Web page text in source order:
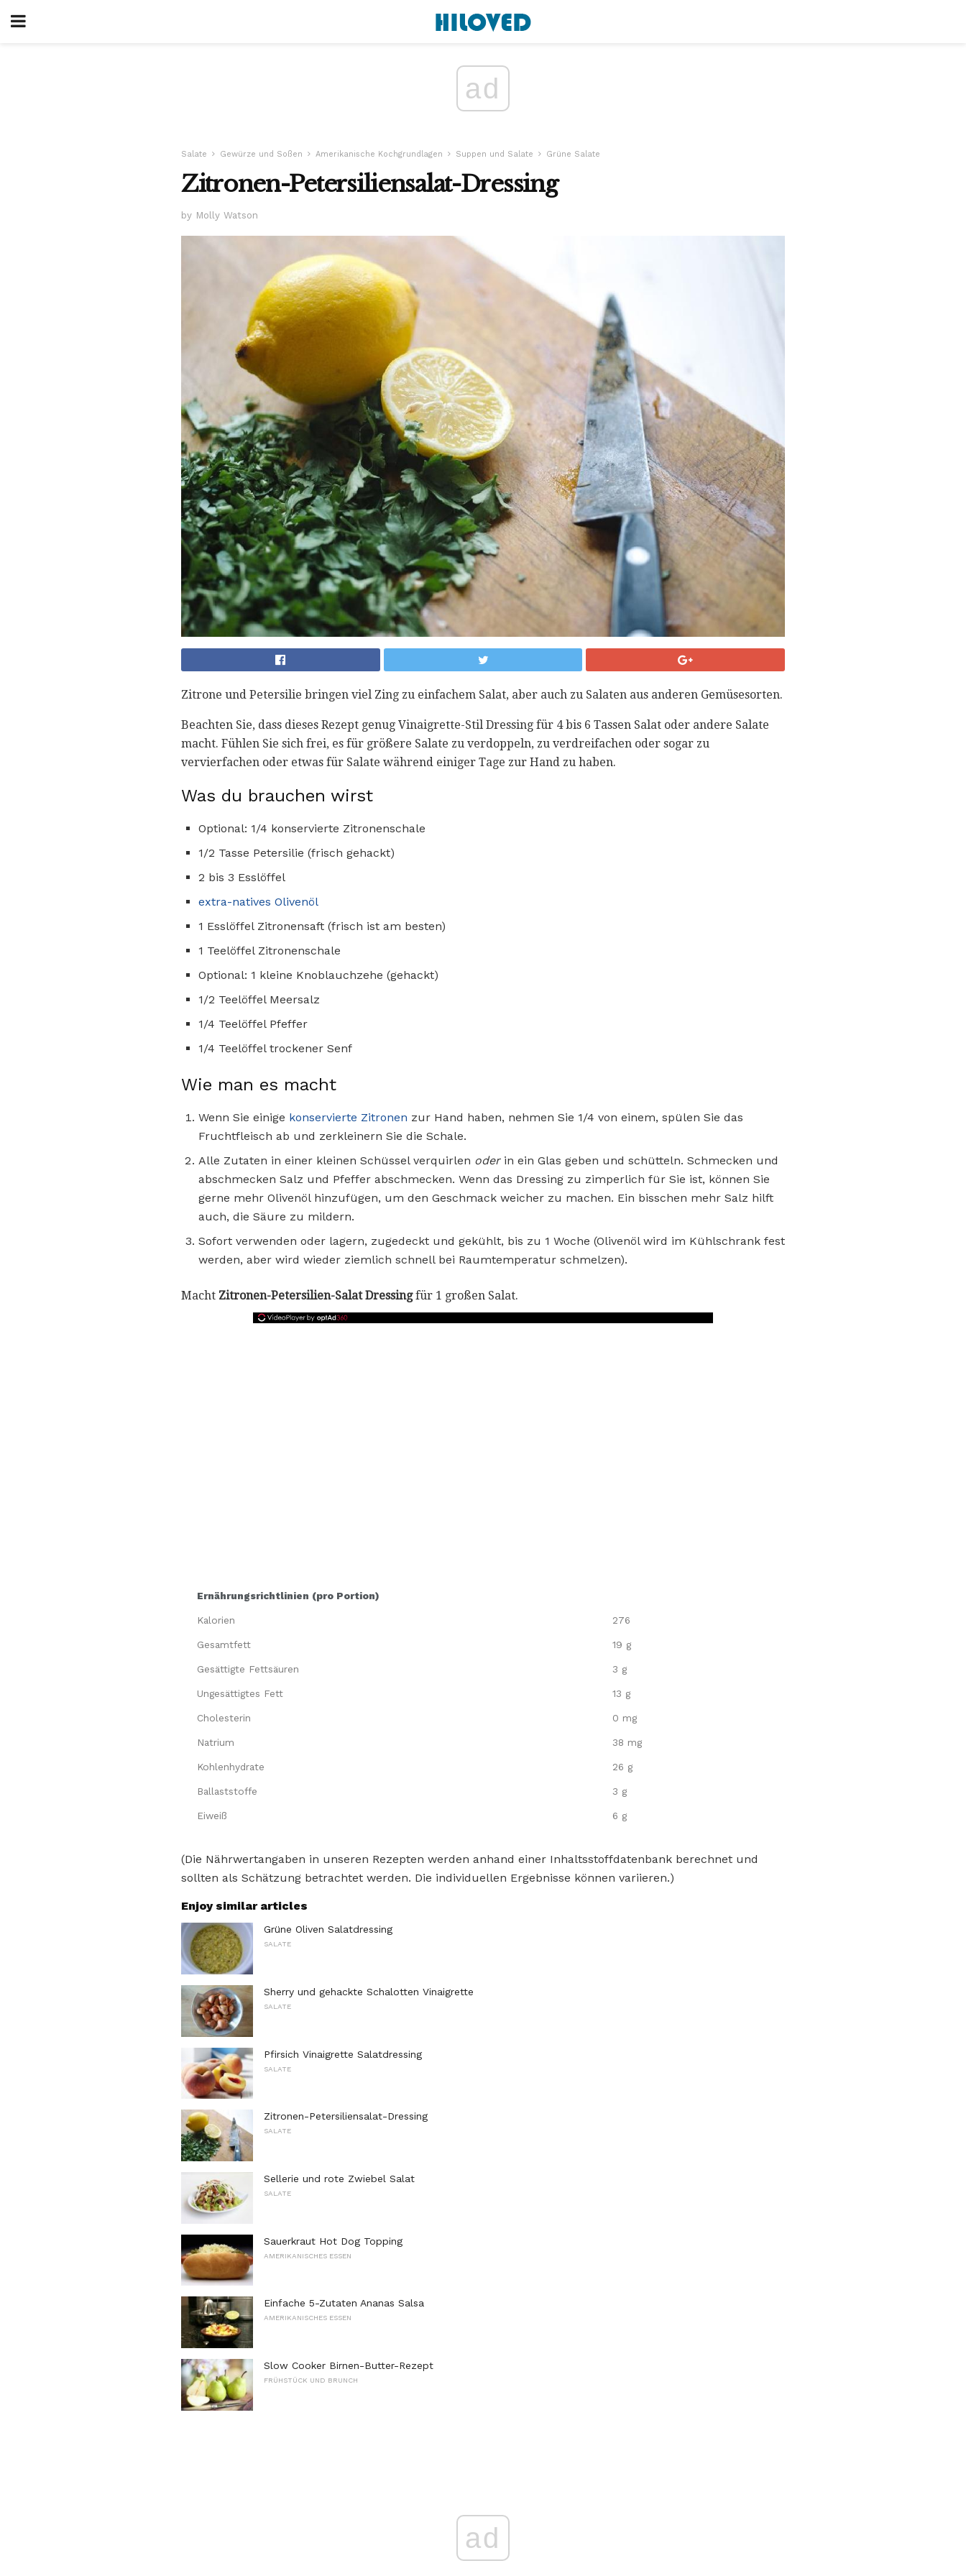
ad
Salate Gewürze und Soßen Amerikanische Kochgrundlagen Suppen und Salate Grüne Salate
Zitronen-Petersiliensalat-Dressing
by Molly Watson
Zitrone und Petersilie bringen viel Zing zu einfachem Salat, aber auch zu Salaten aus anderen Gemüsesorten.
Beachten Sie, dass dieses Rezept genug Vinaigrette-Stil Dressing für 4 bis 6 Tassen Salat oder andere Salate
macht. Fühlen Sie sich frei, es für größere Salate zu verdoppeln, zu verdreifachen oder sogar zu
vervierfachen oder etwas für Salate während einiger Tage zur Hand zu haben.
Was du brauchen wirst
Optional: 1/4 konservierte Zitronenschale
1/2 Tasse Petersilie (frisch gehackt)
2 bis 3 Esslöffel
extra-natives Olivenöl
1 Esslöffel Zitronensaft (frisch ist am besten)
1 Teelöffel Zitronenschale
Optional: 1 kleine Knoblauchzehe (gehackt)
1/2 Teelöffel Meersalz
1/4 Teelöffel Pfeffer
1/4 Teelöffel trockener Senf
Wie man es macht
Wenn Sie einige konservierte Zitronen zur Hand haben, nehmen Sie 1/4 von einem, spülen Sie das
Fruchtfleisch ab und zerkleinern Sie die Schale.
Alle Zutaten in einer kleinen Schüssel verquirlen oderin ein Glas geben und schütteln. Schmecken und
abschmecken Salz und Pfeffer abschmecken. Wenn das Dressing zu zimperlich für Sie ist, können Sie
gerne mehr Olivenöl hinzufügen, um den Geschmack weicher zu machen. Ein bisschen mehr Salz hilft
auch, die Säure zu mildern.
Sofort verwenden oder lagern, zugedeckt und gekühlt, bis zu 1 Woche (Olivenöl wird im Kühlschrank fest
werden, aber wird wieder ziemlich schnell bei Raumtemperatur schmelzen).
Macht Zitronen-Petersilien-Salat Dressingfür 1 großen Salat.
Ernährungsrichtlinien (pro Portion)
Kalorien 276
Gesamtfett 19 g
Gesättigte Fettsäuren 3 g
Ungesättigtes Fett 13 g
Cholesterin 0 mg
Natrium 38 mg
Kohlenhydrate 26 g
Ballaststoffe 3 g
Eiweiß 6 g
(Die Nährwertangaben in unseren Rezepten werden anhand einer Inhaltsstoffdatenbank berechnet und
sollten als Schätzung betrachtet werden. Die individuellen Ergebnisse können variieren.)
Enjoy similar articles
Grüne Oliven Salatdressing
SALATE
Sherry und gehackte Schalotten Vinaigrette
SALATE
Pfirsich Vinaigrette Salatdressing
SALATE
Zitronen-Petersiliensalat-Dressing
SALATE
Sellerie und rote Zwiebel Salat
SALATE
Sauerkraut Hot Dog Topping
AMERIKANISCHES ESSEN
Einfache 5-Zutaten Ananas Salsa
AMERIKANISCHES ESSEN
Slow Cooker Birnen-Butter-Rezept
FRÜHSTÜCK UND BRUNCH
ad